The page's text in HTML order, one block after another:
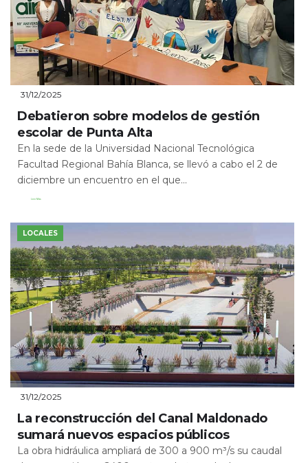
31/12/2025
Debatieron sobre modelos de gestión
escolar de Punta Alta
En la sede de la Universidad Nacional Tecnológica
Facultad Regional Bahía Blanca, se llevó a cabo el 2 de
diciembre un encuentro en el que...
Leer Más
LOCALES
31/12/2025
La reconstrucción del Canal Maldonado
sumará nuevos espacios públicos
La obra hidráulica ampliará de 300 a 900 m³/s su caudal